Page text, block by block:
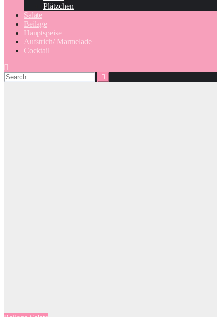
Plätzchen
Salate
Beilage
Hauptspeise
Aufstrich/ Marmelade
Cocktail